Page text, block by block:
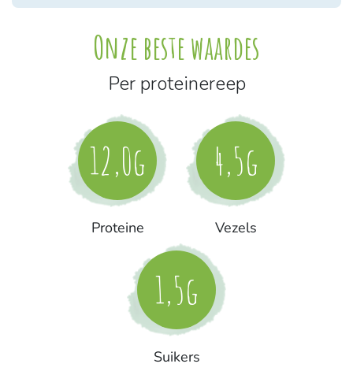
Onze beste waardes
Per proteinereep
12,0g
Proteine
4,5g
Vezels
1,5g
Suikers